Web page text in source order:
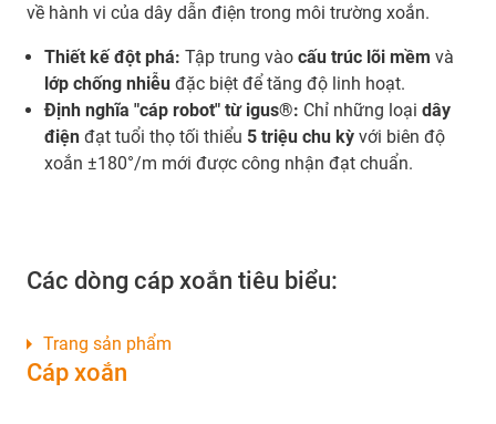
về hành vi của dây dẫn điện trong môi trường xoắn.
Thiết kế đột phá: Tập trung vào cấu trúc lõi mềm và
lớp chống nhiễu đặc biệt để tăng độ linh hoạt.
Định nghĩa "cáp robot" từ igus®: Chỉ những loại dây
điện đạt tuổi thọ tối thiểu 5 triệu chu kỳ với biên độ
xoắn ±180°/m mới được công nhận đạt chuẩn.
Các dòng cáp xoắn tiêu biểu:
Cáp xoắn
Trang sản phẩm